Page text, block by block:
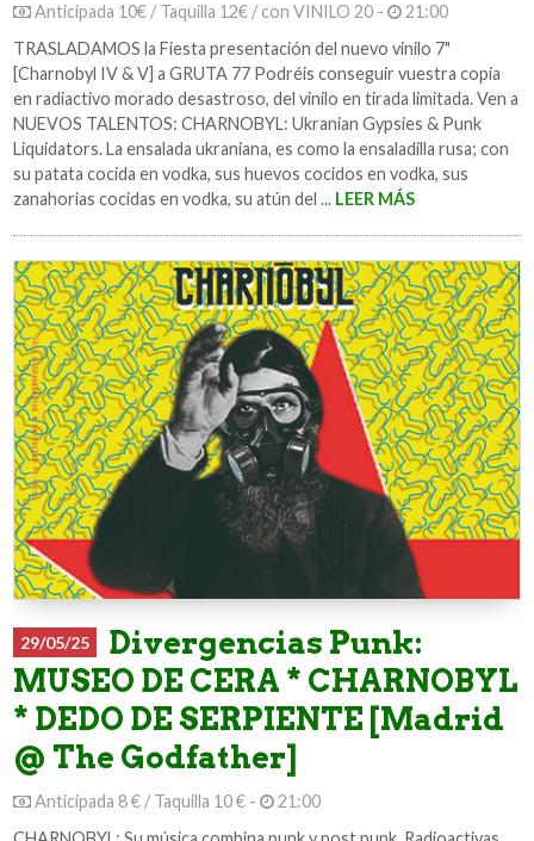
Anticipada 10€ / Taquilla 12€ / con VINILO 20 -
21:00
TRASLADAMOS la Fiesta presentación del nuevo vinilo 7"
[Charnobyl IV & V] a GRUTA 77 Podréis conseguir vuestra copia
en radiactivo morado desastroso, del vinilo en tirada limitada. Ven a
NUEVOS TALENTOS: CHARNOBYL: Ukranian Gypsies & Punk
Liquidators. La ensalada ukraniana, es como la ensaladilla rusa; con
su patata cocida en vodka, sus huevos cocidos en vodka, sus
zanahorias cocidas en vodka, su atún del ... LEER MÁS
29/05/25
Divergencias Punk:
MUSEO DE CERA * CHARNOBYL
* DEDO DE SERPIENTE [Madrid
@ The Godfather]
Anticipada 8 € / Taquilla 10 € -
21:00